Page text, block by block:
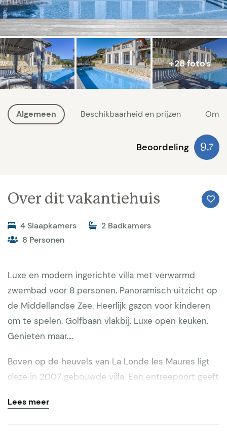
+28 foto's
Algemeen Beschikbaarheid en prijzen
Beoordeling 9,7
Over dit vakantiehuis
4 Slaapkamers
2 Badkamers
8 Personen
Luxe en modern ingerichte villa met verwarmd
zwembad voor 8 personen. Panoramisch uitzicht op
de Middellandse Zee. Heerlijk gazon voor kinderen
om te spelen. Golfbaan vlakbij. Luxe open keuken.
Genieten maar....
Boven op de heuvels van La Londe les Maures ligt
deze in 2007 gebouwde villa. Een entreepoort geeft
de overdekte veranda staat een mooie houten
Lees meer